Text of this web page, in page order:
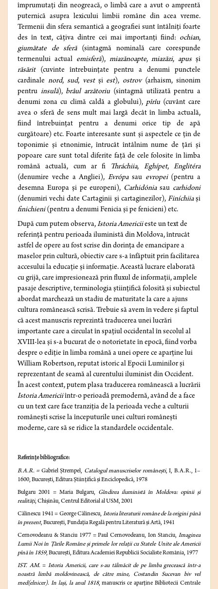
împrumutați din neogreacă, o limbă care a avut o amprentă
puternică asupra lexicului limbii române din acea vreme.
Termenii din sfera semantică a geografiei sunt întâlniți foarte
des în text, câțiva dintre cei mai importanți fiind: ochian,
giumătate de sferă (sintagmă nominală care corespunde
termenului actual emisferă), miazănoapte,miazăzi, apusși
răsărit(cuvinte întrebuințate pentru a denumi punctele
cardinale nord, sud, vestși est), ostrov(arhaism, sinonim
pentru insulă), brâul arzătoriu (sintagmă utilizată pentru a
denumi zona cu climă caldă a globului), pîrîu (cuvânt care
avea o sferă de sens mult mai largă decât în limba actuală,
fiind întrebuințat pentru a denumi orice tip de apă
curgătoare) etc. Foarte interesante sunt și aspectele ce țin de
toponimie și etnonimie, întrucât întâlnim nume de țări și
popoare care sunt total diferite față de cele folosite în limba
română actuală, cum ar fi Thráchiia, Eghípet,Englitéra
(denumire veche a Angliei), Evrópasau evropei(pentru a
desemna Europa și pe europeni), Carhidóniasau carhidoni
(denumiri vechi date Cartaginii și cartaginezilor), Finíchiiași
finichieni(pentru a denumi Fenicia și pe fenicieni) etc.
După cum putem observa,Istoria Americiieste un text de
referință pentru perioada iluministă din Moldova, întrucât
astfel de opere au fost scrise din dorința de emancipare a
maselor prin cultură, obiectiv care s-a înfăptuit prin facilitarea
accesului la educație și informație. Această lucrare elaborată
cu grijă, care impresionează prin fluxul de informații, amplele
pasaje descriptive, terminologia științifică folosită și subiectul
abordat marchează un stadiu de maturitate la care a ajuns
cultura românească scrisă. Trebuie să avem în vedere și faptul
că acest manuscris reprezintă traducerea unei lucrări
importante care a circulat în spațiul occidental în secolul al
XVIII-lea și s-a bucurat de o notorietate în epocă, fiind vorba
despre o ediție în limba română a unei opere ce aparține lui
William Robertson, reputat istoric al Epocii Luminilor și
reprezentant de seamă al curentului iluminist din Occident.
În acest context, putem plasa traducerea românească a lucrării
Istoria Americiiîntr-o perioadă premodernă, având de a face
cu un text care face tranziția de la perioada veche a culturii
românești scrise la începuturile unei culturi românești
moderne, care să se ridice la standardele occidentale.
Referinţe bibliografice:
B.A.R. = Gabriel Ștrempel, Catalogul manuscriselor românești, I, B.A.R., 1–
1600, București, Editura Științifică și Enciclopedică, 1978
Bulgaru 2001 = Maria Bulgaru, Gîndirea iluministă în Moldova: opinii și
realități, Chișinău, Centrul Editorial al USM, 2001
Călinescu 1941 = George Călinescu, Istoria literaturii române de la origini până
în prezent, București, Fundația Regală pentru Literatură și Artă, 1941
Cernovodeanu & Stanciu 1977 = Paul Cernovodeanu, Ion Stanciu, Imaginea
Lumii Noi în Țările Române și primele lor relații cu Statele Unite ale Americii
pînă în 1859, București, Editura Academiei Republicii Socialiste România, 1977
IST. AM.=Istoria Americii, care s-au tălmăcit de pe limba grecească într-a
noastră limbă moldovinească, de către mine, Costandin Sucevan biv vel
med(elnicer). In laşi, la anul 1818, manuscris ce aparține Bibliotecii Centrale